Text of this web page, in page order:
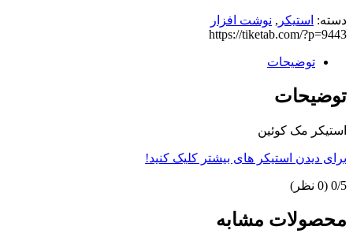
دسته: استیکر , نوشت افزار
https://tiketab.com/?p=9443
توضیحات
توضیحات
استیکر مک کوئین
برای دیدن استیکر های بیشتر کلیک کنید!
0/5 (0 نظر)
محصولات مشابه